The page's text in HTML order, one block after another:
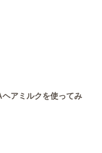
ヘアミルクを使ってみ